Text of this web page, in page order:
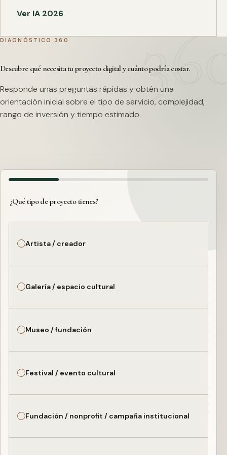
Ver IA 2026
DIAGNÓSTICO 360
Descubre qué necesita tu proyecto digital y cuánto podría costar.
Responde unas preguntas rápidas y obtén una
orientación inicial sobre el tipo de servicio, complejidad,
rango de inversión y tiempo estimado.
¿Qué tipo de proyecto tienes?
Artista / creador
Galería / espacio cultural
Museo / fundación
Festival / evento cultural
Fundación / nonprofit / campaña institucional